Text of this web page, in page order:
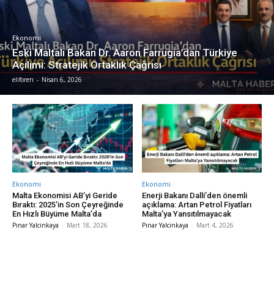
Ekonomi
Eski Maltalı Bakan Dr. Aaron Farrugia’dan Türkiye
Açılımı: Stratejik Ortaklık Çağrısı
eliforen - Nisan 6, 2026
Ekonomi
Malta Ekonomisi AB’yi Geride
Bıraktı: 2025’in Son Çeyreğinde
En Hızlı Büyüme Malta’da
Pınar Yalcinkaya - Mart 18, 2026
Ekonomi
Enerji Bakanı Dalli’den önemli
açıklama: Artan Petrol Fiyatları
Malta’ya Yansıtılmayacak
Pınar Yalcinkaya - Mart 4, 2026